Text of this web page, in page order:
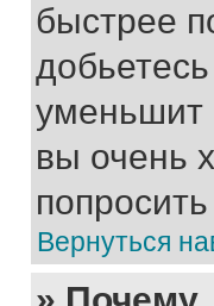
быстрее
уменьшит
вы очень
Вернуться